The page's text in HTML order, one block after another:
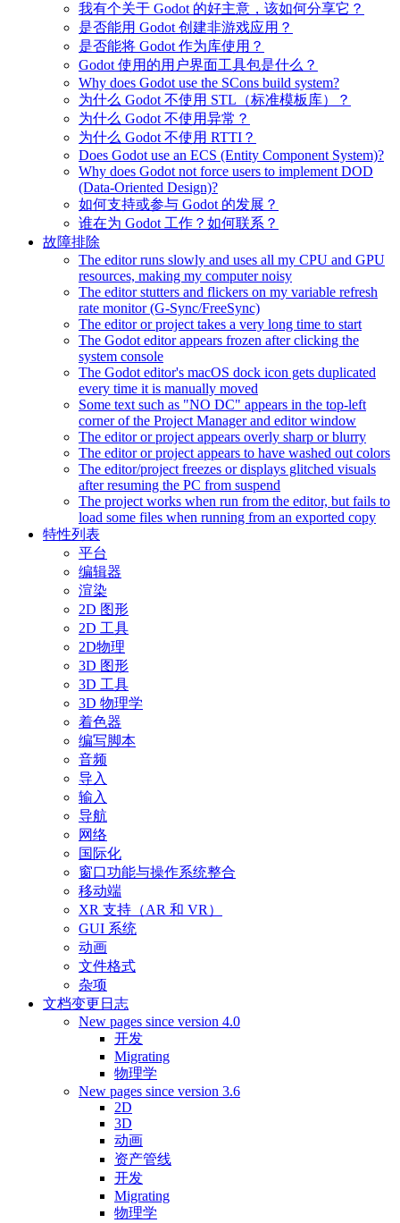
我有个关于 Godot 的好主意，该如何分享它？
是否能用 Godot 创建非游戏应用？
是否能将 Godot 作为库使用？
Godot 使用的用户界面工具包是什么？
Why does Godot use the SCons build system?
为什么 Godot 不使用 STL（标准模板库）？
为什么 Godot 不使用异常？
为什么 Godot 不使用 RTTI？
Does Godot use an ECS (Entity Component System)?
Why does Godot not force users to implement DOD
(Data-Oriented Design)?
如何支持或参与 Godot 的发展？
谁在为 Godot 工作？如何联系？
故障排除
The editor runs slowly and uses all my CPU and GPU
resources, making my computer noisy
The editor stutters and flickers on my variable refresh
rate monitor (G-Sync/FreeSync)
The editor or project takes a very long time to start
The Godot editor appears frozen after clicking the
system console
The Godot editor's macOS dock icon gets duplicated
every time it is manually moved
Some text such as "NO DC" appears in the top-left
corner of the Project Manager and editor window
The editor or project appears overly sharp or blurry
The editor or project appears to have washed out colors
The editor/project freezes or displays glitched visuals
after resuming the PC from suspend
The project works when run from the editor, but fails to
load some files when running from an exported copy
特性列表
平台
编辑器
渲染
2D 图形
2D 工具
2D物理
3D 图形
3D 工具
3D 物理学
着色器
编写脚本
音频
导入
输入
导航
网络
国际化
窗口功能与操作系统整合
移动端
XR 支持（AR 和 VR）
GUI 系统
动画
文件格式
杂项
文档变更日志
New pages since version 4.0
开发
Migrating
物理学
New pages since version 3.6
2D
3D
动画
资产管线
开发
Migrating
物理学